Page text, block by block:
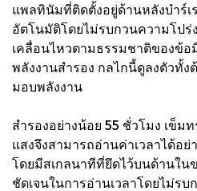
แพลทินัมที่ติดตั้งอยู่ด้านหลังบำร์
อัตโนมัติโดยไม่รบกวนความโปร่
เคลื่อนไหวตามธรรมชาติของข้อ
พลังงานสำรอง กลไกนี้ดูลงตัวทั้ง
มอบพลังงาน
สำรองอย่างน้อย 55 ชั่วโมง เข็ม
แสงจึงสามารถอ่านค่าเวลาได้อ
โดยมีสเกลนาทีที่ยึดไว้บนด้านใน
ชัดเจนในการอ่านเวลาโดยไม่ร